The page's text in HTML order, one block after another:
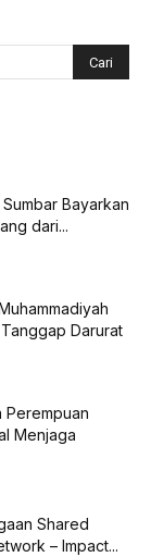
Bayarkan
dari...
Darurat
Perempuan
Menjaga
Shared
– Impact...